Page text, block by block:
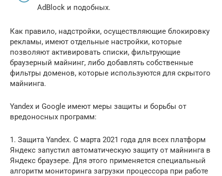
AdBlock и подобных.
Как правило, надстройки, осуществляющие блокировку
рекламы, имеют отдельные настройки, которые
позволяют активировать списки, фильтрующие
браузерный майнинг, либо добавлять собственные
фильтры доменов, которые используются для скрытого
майнинга.
Yandex и Google имеют меры защиты и борьбы от
вредоносных программ:
1. Защита Yandex. С марта 2021 года для всех платформ
Яндекс запустил автоматическую защиту от майнинга в
Яндекс браузере. Для этого применяется специальный
алгоритм мониторинга загрузки процессора при работе